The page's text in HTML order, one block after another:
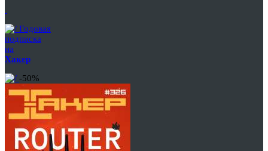
Годовая
подписка
на
Хакер
-50%